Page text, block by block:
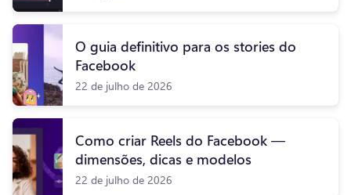
O guia definitivo para os stories do
Facebook
22 de julho de 2026
Como criar Reels do Facebook —
dimensões, dicas e modelos
22 de julho de 2026